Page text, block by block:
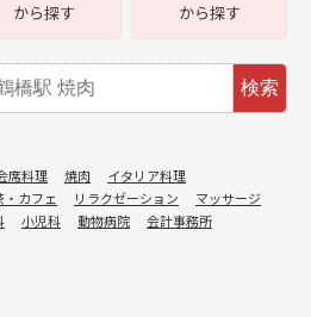
から探す
から探す
検索
席料理 焼肉
イタリア料理
・カフェ リラクゼーション
マッサージ
小児科 動物病院
会計事務所